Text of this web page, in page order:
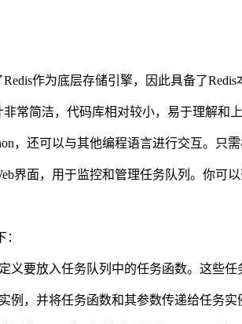
Redis作为底层存储引擎，因此具备了
非常简洁，代码库相对较小，易于理解和
，还可以与其他编程语言进行交互。只
界面，用于监控和管理任务队列。你可
义要放入任务队列中的任务函数。这些
例，并将任务函数和其参数传递给任务实